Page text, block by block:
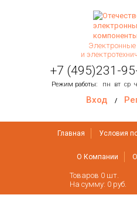
и
+7 (495)231-
Режим работы: пн вт ср
Вход /
Главная Условия
О Компании
Товаров 0 шт.
На сумму: 0 руб.